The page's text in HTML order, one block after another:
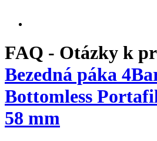
FAQ - Otázky k
Bezedná páka
Bottomless
58 mm